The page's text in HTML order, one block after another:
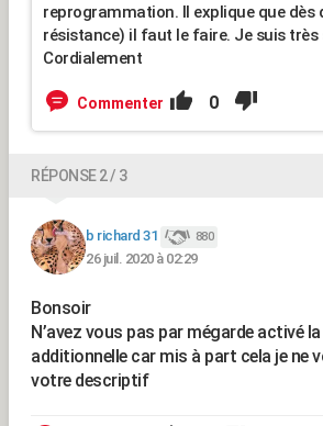
reprogrammation. Il explique que dès
résistance) il faut le faire. Je suis très
Cordialement
Commenter 0
RÉPONSE 2 / 3
b richard 31 880
26 juil. 2020 à 02:29
Bonsoir
N’avez vous pas par mégarde activé
additionnelle car mis à part cela je ne
votre descriptif